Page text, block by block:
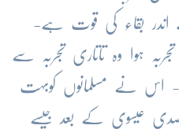
اندر بقاء کی قوت ہے-
ہوا وہ تاتاری تجربہ سے
اس نے مسلمانوں کوبہت
صدی عیسوی کے بعد جیسے